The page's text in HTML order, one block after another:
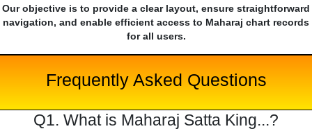
Our objective is to provide a clear layout, ensure straightforward
navigation, and enable efficient access to Maharaj chart records
for all users.
Frequently Asked Questions
Q1. What is Maharaj Satta King...?